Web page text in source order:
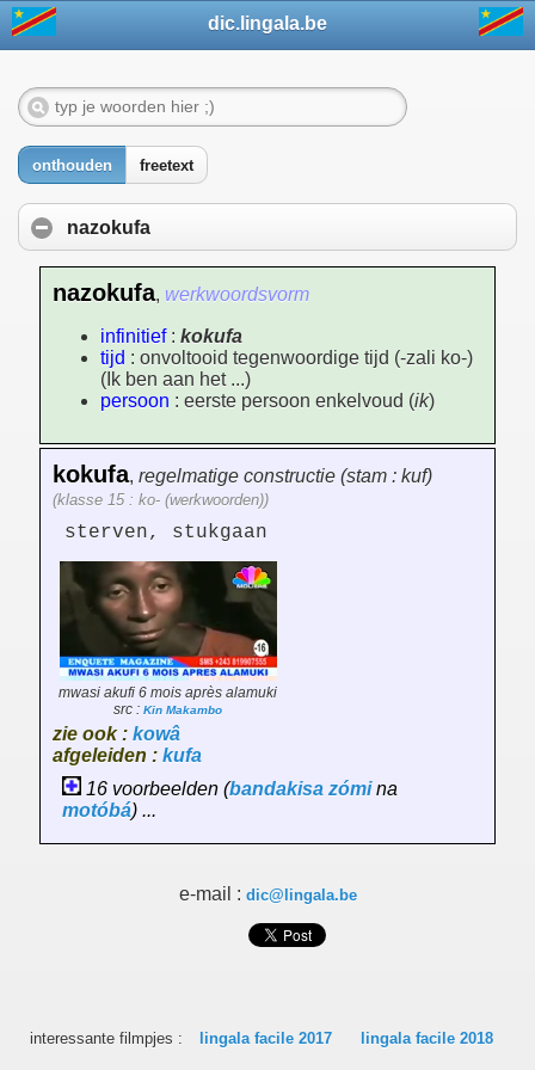
dic.lingala.be
onthouden freetext
nazokufa
nazokufa, werkwoordsvorm
infinitief: kokufa
tijd : onvoltooid tegenwoordige tijd (-zali ko-)
(Ik ben aan het ...)
persoon : eerste persoon enkelvoud (ik)
kokufa, regelmatige constructie (stam : kuf)
(klasse 15 : ko- (werkwoorden))
sterven, stukgaan
mwasi akufi 6 mois après alamuki
src : Kin Makambo
zie ook : kowâ
afgeleiden : kufa
16 voorbeelden (bandakisa zómina
motóbá) ...
e-mail : dic@lingala.be
interessante filmpjes : lingala facile 2017 lingala facile 2018